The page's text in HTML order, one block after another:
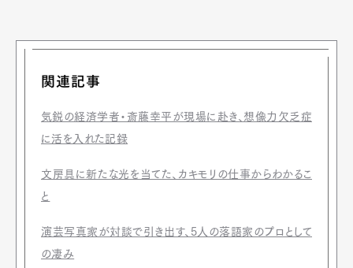
関連記事
気鋭の経済学者・斎藤幸平が現場に赴き、想像力欠乏症
に活を入れた記録
文房具に新たな光を当てた、カキモリの仕事からわかるこ
と
演芸写真家が対談で引き出す、5人の落語家のプロとして
の凄み